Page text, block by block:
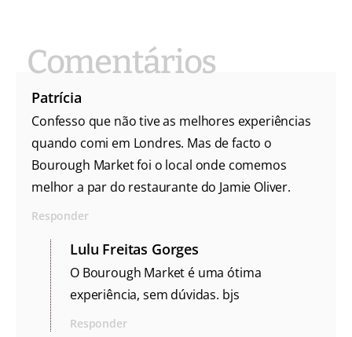
Patrícia
Confesso que não tive as melhores experiências
quando comi em Londres. Mas de facto o
Bourough Market foi o local onde comemos
melhor a par do restaurante do Jamie Oliver.
Responder
Lulu Freitas Gorges
O Bourough Market é uma ótima
experiência, sem dúvidas. bjs
Responder